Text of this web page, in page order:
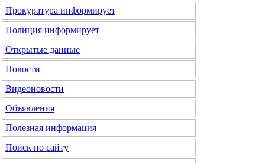
Прокуратура информирует
Полиция информирует
Открытые данные
Новости
Видеоновости
Объявления
Полезная информация
Поиск по сайту